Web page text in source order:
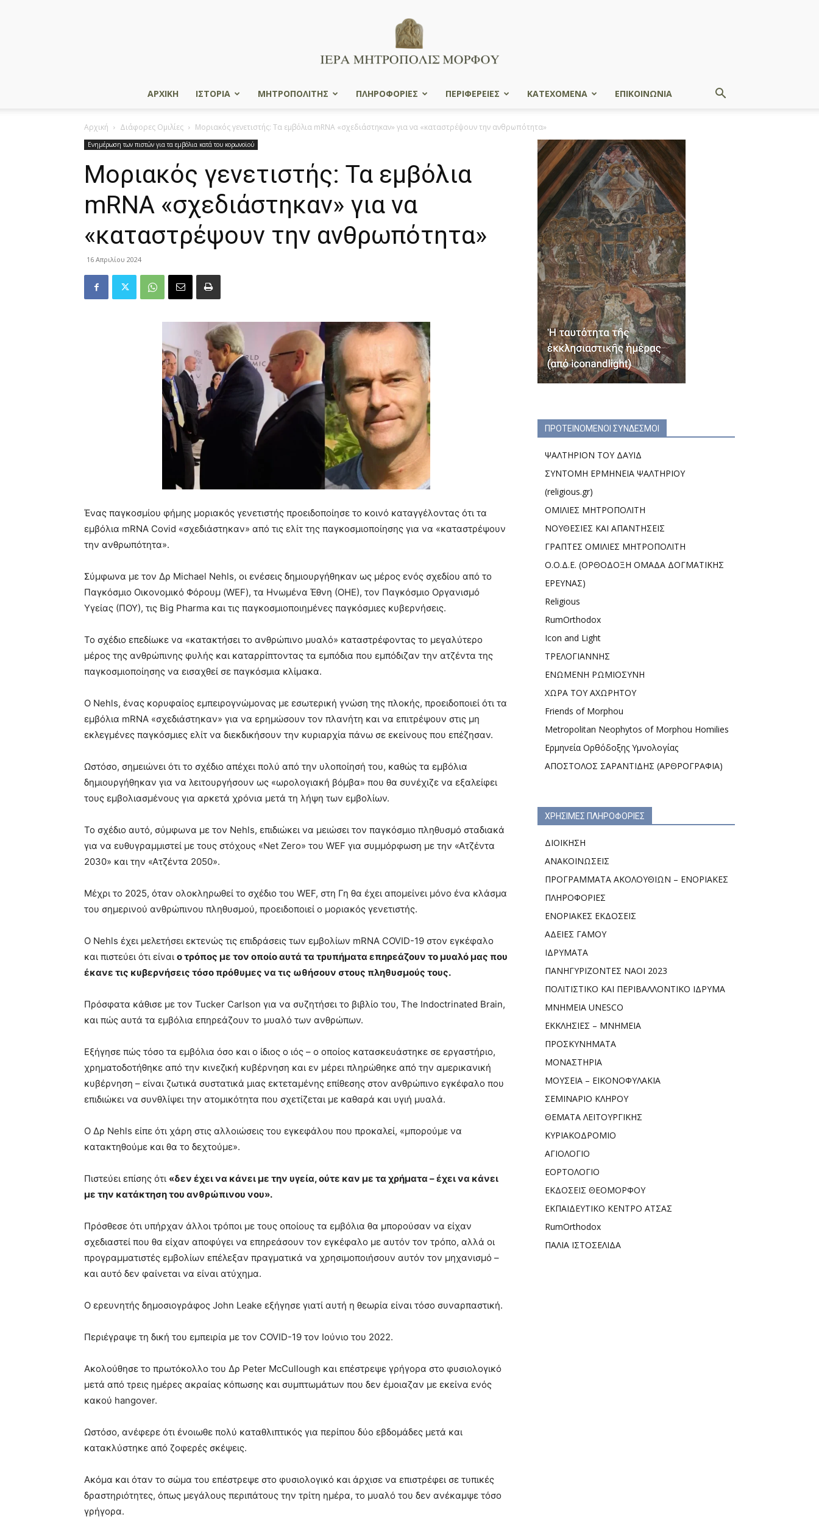
Μητρόπολις
ΑΡΧΙΚΗ ΙΣΤΟΡΙΑ ΜΗΤΡΟΠΟΛΙΤΗΣ ΠΛΗΡΟΦΟΡΙΕΣ ΠΕΡΙΦΕΡΕΙΕΣ ΚΑΤΕΧΟΜΕΝΑ ΕΠΙΚΟΙΝΩΝΙΑ
Αρχική Διάφορες Ομιλίες Μοριακός γενετιστής: Τα εμβόλια mRNA «σχεδιάστηκαν» για να «καταστρέψουν την ανθρωπότητα»
Ενημέρωση των πιστών για τα εμβόλια κατά του κορωνοϊού
Μοριακός γενετιστής: Τα εμβόλια
mRNA «σχεδιάστηκαν» για να
«καταστρέψουν την ανθρωπότητα»
16 Απριλίου 2024
Ένας παγκοσμίου φήμης μοριακός γενετιστής προειδοποίησε το κοινό καταγγέλοντας ότι τα
εμβόλια mRNA Covid «σχεδιάστηκαν» από τις ελίτ της παγκοσμιοποίησης για να «καταστρέψουν
την ανθρωπότητα».
Σύμφωνα με τον Δρ Michael Nehls, οι ενέσεις δημιουργήθηκαν ως μέρος ενός σχεδίου από το
Παγκόσμιο Οικονομικό Φόρουμ (WEF), τα Ηνωμένα Έθνη (ΟΗΕ), τον Παγκόσμιο Οργανισμό
Υγείας (ΠΟΥ), τις Big Pharma και τις παγκοσμιοποιημένες παγκόσμιες κυβερνήσεις.
Το σχέδιο επεδίωκε να «κατακτήσει το ανθρώπινο μυαλό» καταστρέφοντας το μεγαλύτερο
μέρος της ανθρώπινης φυλής και καταρρίπτοντας τα εμπόδια που εμπόδιζαν την ατζέντα της
παγκοσμιοποίησης να εισαχθεί σε παγκόσμια κλίμακα.
Ο Nehls, ένας κορυφαίος εμπειρογνώμονας με εσωτερική γνώση της πλοκής, προειδοποιεί ότι τα
εμβόλια mRNA «σχεδιάστηκαν» για να ερημώσουν τον πλανήτη και να επιτρέψουν στις μη
εκλεγμένες παγκόσμιες ελίτ να διεκδικήσουν την κυριαρχία πάνω σε εκείνους που επέζησαν.
Ωστόσο, σημειώνει ότι το σχέδιο απέχει πολύ από την υλοποίησή του, καθώς τα εμβόλια
δημιουργήθηκαν για να λειτουργήσουν ως «ωρολογιακή βόμβα» που θα συνέχιζε να εξαλείφει
τους εμβολιασμένους για αρκετά χρόνια μετά τη λήψη των εμβολίων.
Το σχέδιο αυτό, σύμφωνα με τον Nehls, επιδιώκει να μειώσει τον παγκόσμιο πληθυσμό σταδιακά
για να ευθυγραμμιστεί με τους στόχους «Net Zero» του WEF για συμμόρφωση με την «Ατζέντα
2030» και την «Ατζέντα 2050».
Μέχρι το 2025, όταν ολοκληρωθεί το σχέδιο του WEF, στη Γη θα έχει απομείνει μόνο ένα κλάσμα
του σημερινού ανθρώπινου πληθυσμού, προειδοποιεί ο μοριακός γενετιστής.
Ο Nehls έχει μελετήσει εκτενώς τις επιδράσεις των εμβολίων mRNA COVID-19 στον εγκέφαλο
και πιστεύει ότι είναι ο τρόπος με τον οποίο αυτά τα τρυπήματα επηρεάζουν το μυαλό μας που
έκανε τις κυβερνήσεις τόσο πρόθυμες να τις ωθήσουν στους πληθυσμούς τους.
Πρόσφατα κάθισε με τον Tucker Carlson για να συζητήσει το βιβλίο του, The Indoctrinated Brain,
και πώς αυτά τα εμβόλια επηρεάζουν το μυαλό των ανθρώπων.
Εξήγησε πώς τόσο τα εμβόλια όσο και ο ίδιος ο ιός – ο οποίος κατασκευάστηκε σε εργαστήριο,
χρηματοδοτήθηκε από την κινεζική κυβέρνηση και εν μέρει πληρώθηκε από την αμερικανική
κυβέρνηση – είναι ζωτικά συστατικά μιας εκτεταμένης επίθεσης στον ανθρώπινο εγκέφαλο που
επιδιώκει να συνθλίψει την ατομικότητα που σχετίζεται με καθαρά και υγιή μυαλά.
Ο Δρ Nehls είπε ότι χάρη στις αλλοιώσεις του εγκεφάλου που προκαλεί, «μπορούμε να
κατακτηθούμε και θα το δεχτούμε».
Πιστεύει επίσης ότι «δεν έχει να κάνει με την υγεία, ούτε καν με τα χρήματα – έχει να κάνει
με την κατάκτηση του ανθρώπινου νου».
Πρόσθεσε ότι υπήρχαν άλλοι τρόποι με τους οποίους τα εμβόλια θα μπορούσαν να είχαν
σχεδιαστεί που θα είχαν αποφύγει να επηρεάσουν τον εγκέφαλο με αυτόν τον τρόπο, αλλά οι
προγραμματιστές εμβολίων επέλεξαν πραγματικά να χρησιμοποιήσουν αυτόν τον μηχανισμό –
και αυτό δεν φαίνεται να είναι ατύχημα.
Ο ερευνητής δημοσιογράφος John Leake εξήγησε γιατί αυτή η θεωρία είναι τόσο συναρπαστική.
Περιέγραψε τη δική του εμπειρία με τον COVID-19 τον Ιούνιο του 2022.
Ακολούθησε το πρωτόκολλο του Δρ Peter McCullough και επέστρεψε γρήγορα στο φυσιολογικό
μετά από τρεις ημέρες ακραίας κόπωσης και συμπτωμάτων που δεν έμοιαζαν με εκείνα ενός
κακού hangover.
Ωστόσο, ανέφερε ότι ένοιωθε πολύ καταθλιπτικός για περίπου δύο εβδομάδες μετά και
κατακλύστηκε από ζοφερές σκέψεις.
Ακόμα και όταν το σώμα του επέστρεψε στο φυσιολογικό και άρχισε να επιστρέφει σε τυπικές
δραστηριότητες, όπως μεγάλους περιπάτους την τρίτη ημέρα, το μυαλό του δεν ανέκαμψε τόσο
γρήγορα.
ΠΡΟΤΕΙΝΟΜΕΝΟΙ ΣΥΝΔΕΣΜΟΙ
ΨΑΛΤΗΡΙΟΝ ΤΟΥ ΔΑΥΙΔ
ΣΥΝΤΟΜΗ ΕΡΜΗΝΕΙΑ ΨΑΛΤΗΡΙΟΥ
(religious.gr)
ΟΜΙΛΙΕΣ ΜΗΤΡΟΠΟΛΙΤΗ
ΝΟΥΘΕΣΙΕΣ ΚΑΙ ΑΠΑΝΤΗΣΕΙΣ
ΓΡΑΠΤΕΣ ΟΜΙΛΙΕΣ ΜΗΤΡΟΠΟΛΙΤΗ
Ο.Ο.Δ.Ε. (ΟΡΘΟΔΟΞΗ ΟΜΑΔΑ ΔΟΓΜΑΤΙΚΗΣ
ΕΡΕΥΝΑΣ)
Religious
RumOrthodox
Icon and Light
ΤΡΕΛΟΓΙΑΝΝΗΣ
ΕΝΩΜΕΝΗ ΡΩΜΙΟΣΥΝΗ
ΧΩΡΑ ΤΟΥ ΑΧΩΡΗΤΟΥ
Friends of Morphou
Metropolitan Neophytos of Morphou Homilies
Ερμηνεία Ορθόδοξης Υμνολογίας
ΑΠΟΣΤΟΛΟΣ ΣΑΡΑΝΤΙΔΗΣ (ΑΡΘΡΟΓΡΑΦΙΑ)
ΧΡΗΣΙΜΕΣ ΠΛΗΡΟΦΟΡΙΕΣ
ΔΙΟΙΚΗΣΗ
ΑΝΑΚΟΙΝΩΣΕΙΣ
ΠΡΟΓΡΑΜΜΑΤΑ ΑΚΟΛΟΥΘΙΩΝ – ΕΝΟΡΙΑΚΕΣ
ΠΛΗΡΟΦΟΡΙΕΣ
ΕΝΟΡΙΑΚΕΣ ΕΚΔΟΣΕΙΣ
ΑΔΕΙΕΣ ΓΑΜΟΥ
ΙΔΡΥΜΑΤΑ
ΠΑΝΗΓΥΡΙΖΟΝΤΕΣ ΝΑΟΙ 2023
ΠΟΛΙΤΙΣΤΙΚΟ ΚΑΙ ΠΕΡΙΒΑΛΛΟΝΤΙΚΟ ΙΔΡΥΜΑ
ΜΝΗΜΕΙΑ UNESCO
ΕΚΚΛΗΣΙΕΣ – ΜΝΗΜΕΙΑ
ΠΡΟΣΚΥΝΗΜΑΤΑ
ΜΟΝΑΣΤΗΡΙΑ
ΜΟΥΣΕΙΑ – ΕΙΚΟΝΟΦΥΛΑΚΙΑ
ΣΕΜΙΝΑΡΙΟ ΚΛΗΡΟΥ
ΘΕΜΑΤΑ ΛΕΙΤΟΥΡΓΙΚΗΣ
ΚΥΡΙΑΚΟΔΡΟΜΙΟ
ΑΓΙΟΛΟΓΙΟ
ΕΟΡΤΟΛΟΓΙΟ
ΕΚΔΟΣΕΙΣ ΘΕΟΜΟΡΦΟΥ
ΕΚΠΑΙΔΕΥΤΙΚΟ ΚΕΝΤΡΟ ΑΤΣΑΣ
RumOrthodox
ΠΑΛΙΑ ΙΣΤΟΣΕΛΙΔΑ